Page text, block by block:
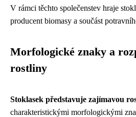
V rámci těchto společenstev hraje
producent biomasy a součást
Morfologické znaky a
rostliny
Stoklasek představuje zajímavou
charakteristickými morfologickými